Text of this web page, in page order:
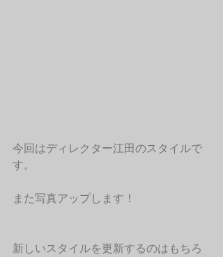
今回はディレクター江田のスタイルで
す。
また写真アップします！
新しいスタイルを更新するのはもちろ